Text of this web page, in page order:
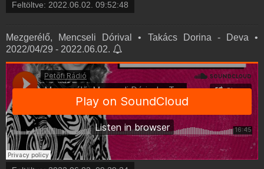
Feltöltve: 2022.06.02. 09:52:48
Mezgerélő, Mencseli Dórival • Takács Dorina - Deva •
2022/04/29 - 2022.06.02.